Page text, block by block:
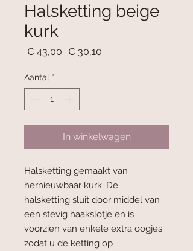
Halsketting beige
kurk
€ 43,00 Normale
€ 30,10
Aantal *
In winkelwagen
Halsketting gemaakt van
hernieuwbaar kurk. De
halsketting sluit door middel van
een stevig haakslotje en is
voorzien van enkele extra oogjes
zodat u de ketting op